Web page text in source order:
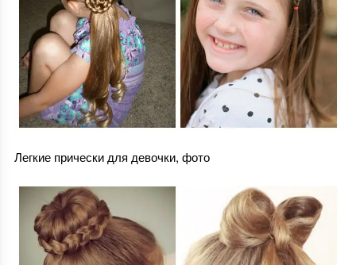
Легкие прически для девочки, фото